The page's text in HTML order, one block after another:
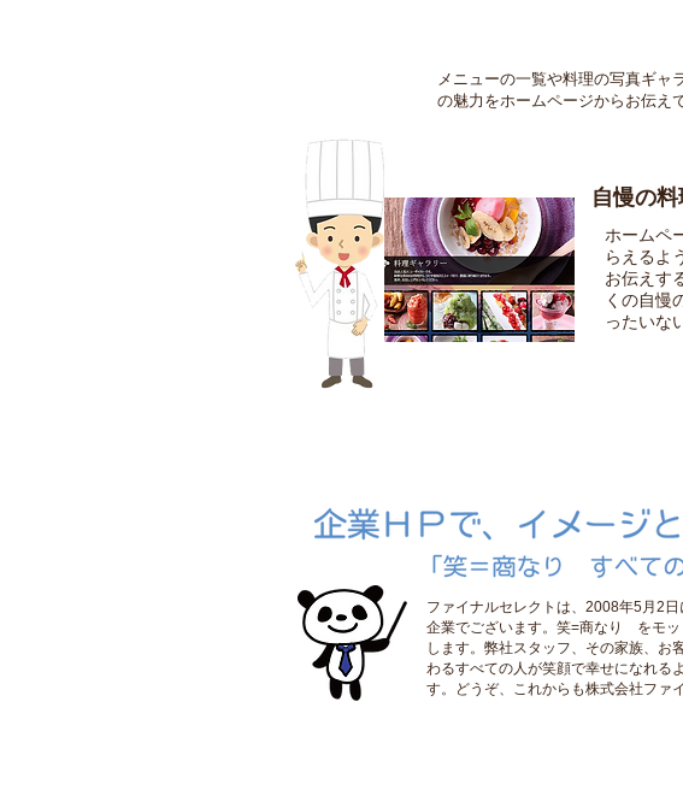
メニューの一覧や料理の写真ギャ
の魅力をホームページからお伝え
自慢の
ホームペ
らえるよ
お伝えす
くの自慢
ったいな
ファイナルセレクトは、2008年5月2
企業でございます。笑=商なり をモッ
します。弊社スタッフ、その家族、お
わるすべての人が笑顔で幸せになれる
す。どうぞ、これからも株式会社ファ